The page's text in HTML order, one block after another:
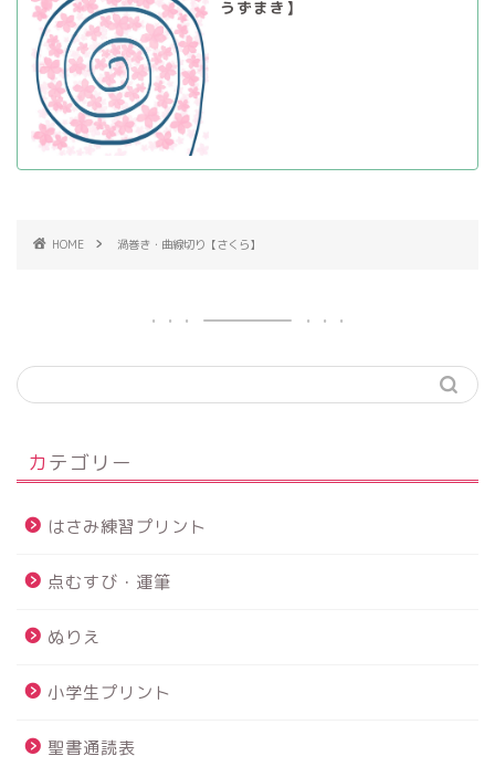
うずまき】
HOME 渦巻き・曲線切り【さくら】
カテゴリー
はさみ練習プリント
点むすび・運筆
ぬりえ
小学生プリント
聖書通読表